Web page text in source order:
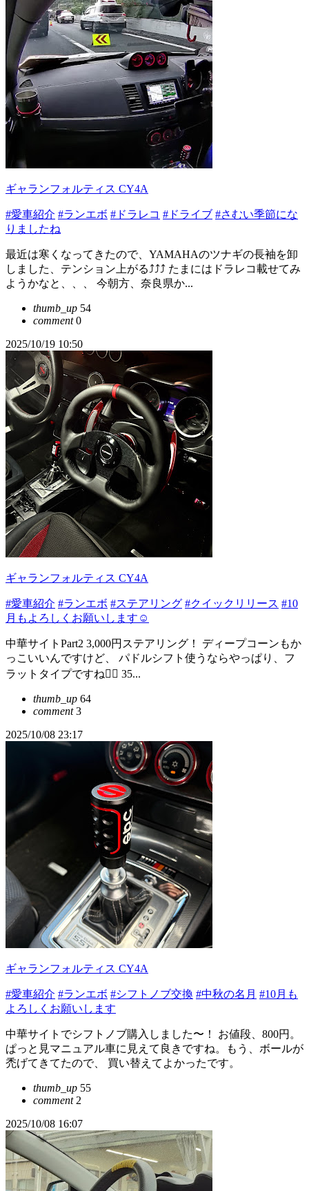
ギャランフォルティス CY4A
#愛車紹介 #ランエボ #ドラレコ #ドライブ #さむい季節にな
りましたね
最近は寒くなってきたので、YAMAHAのツナギの長袖を卸
しました、テンション上がる⤴︎⤴︎⤴︎ たまにはドラレコ載せてみ
ようかなと、、、 今朝方、奈良県か...
thumb_up 54
comment0
2025/10/19 10:50
ギャランフォルティス CY4A
#愛車紹介 #ランエボ #ステアリング #クイックリリース #10
月もよろしくお願いします☺
中華サイトPart2 3,000円ステアリング！ ディープコーンもか
っこいいんですけど、 パドルシフト使うならやっぱり、フ
ラットタイプですね🙆‍♂️ 35...
thumb_up 64
comment3
2025/10/08 23:17
ギャランフォルティス CY4A
#愛車紹介 #ランエボ #シフトノブ交換 #中秋の名月 #10月も
よろしくお願いします
中華サイトでシフトノブ購入しました〜！ お値段、800円。
ぱっと見マニュアル車に見えて良きですね。もう、ボールが
禿げてきてたので、 買い替えてよかったです。
thumb_up 55
comment2
2025/10/08 16:07